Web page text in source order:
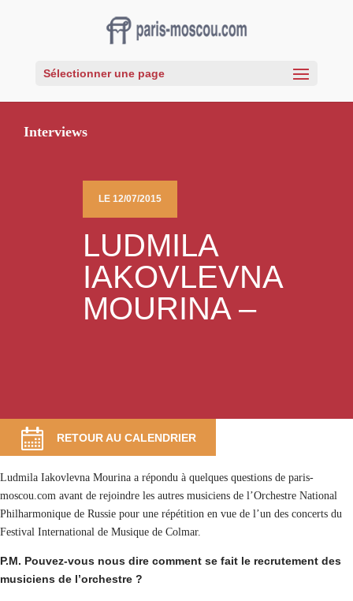
Sélectionner une page
Interviews
LE 12/07/2015
LUDMILA
IAKOVLEVNA
MOURINA –
RETOUR AU CALENDRIER
Ludmila Iakovlevna Mourina a répondu à quelques questions de paris-
moscou.com avant de rejoindre les autres musiciens de l’Orchestre National
Philharmonique de Russie pour une répétition en vue de l’un des concerts du
Festival International de Musique de Colmar.
P.M. Pouvez-vous nous dire comment se fait le recrutement des
musiciens de l’orchestre ?